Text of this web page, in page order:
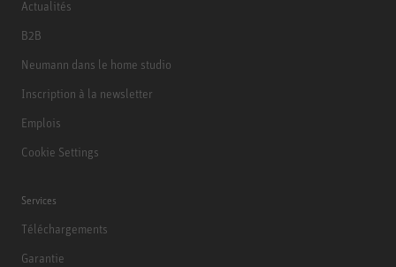
Actualités
B2B
Neumann dans le home studio
Inscription à la newsletter
Emplois
Cookie Settings
Services
Téléchargements
Garantie